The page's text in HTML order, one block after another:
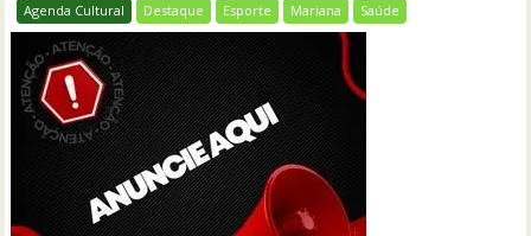
Agenda Cultural Destaque Esporte Mariana Saúde